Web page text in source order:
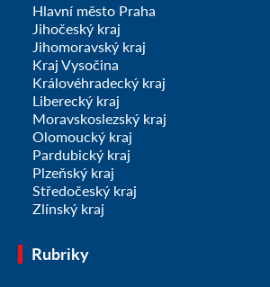
Hlavní město Praha
Jihočeský kraj
Jihomoravský kraj
Kraj Vysočina
Královéhradecký kraj
Liberecký kraj
Moravskoslezský kraj
Olomoucký kraj
Pardubický kraj
Plzeňský kraj
Středočeský kraj
Zlínský kraj
Rubriky